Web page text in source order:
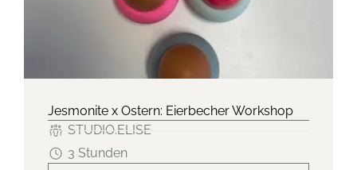
Jesmonite x Ostern: Eierbecher Workshop
STUDIO.ELISE
3 Stunden